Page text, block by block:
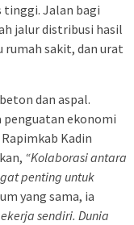
tinggi. Jalan bagi
jalur distribusi hasil
rumah sakit, dan urat
dan aspal.
penguatan ekonomi
Kadin
“Kolaborasi antara
penting untuk
yang sama, ia
sendiri. Dunia